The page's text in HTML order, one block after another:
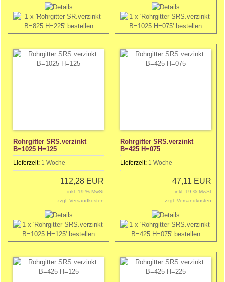
Rohrgitter SRS.verzinkt
B=1025 H=125
Lieferzeit: 1 Woche
112,28 EUR
inkl. 19 % MwSt
zzgl.Versandkosten
Rohrgitter SRS.verzinkt
B=425 H=075
Lieferzeit: 1 Woche
47,11 EUR
inkl. 19 % MwSt
zzgl. Versandkosten